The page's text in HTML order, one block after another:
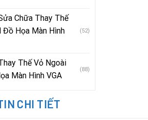
Chữa Thay Thế
Đồ Họa Màn Hình
(52)
Thế Vỏ Ngoài
Màn Hình VGA
(88)
CHI TIẾT